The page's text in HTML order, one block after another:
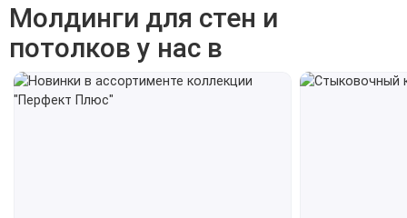
Молдинги для стен и
потолков у нас в